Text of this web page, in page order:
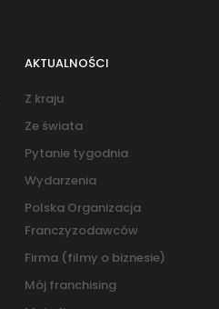
AKTUALNOŚCI
Z kraju
Ze świata
Pytanie tygodnia
Wydarzenia
Polska Organizacja
Franczyzodawców
Firma (filmy o biznesie)
Mój franchising